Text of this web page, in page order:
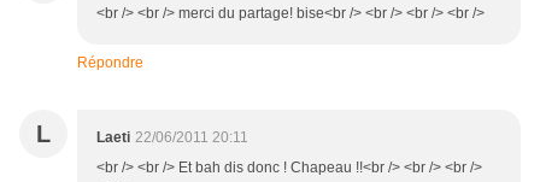
<br /> <br /> merci du partage! bise<br /> <br /> <br /> <br />
Répondre
L Laeti 22/06/2011 20:11
<br /> <br /> Et bah dis donc ! Chapeau !!<br /> <br /> <br />